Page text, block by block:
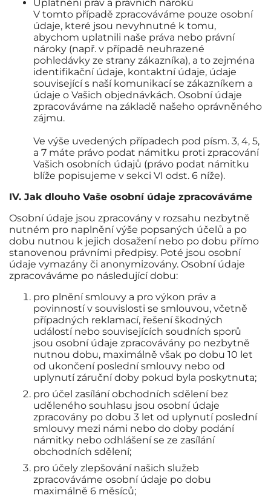
Uplatnění práv a právních nároků
V tomto případě zpracováváme pouze osobní
údaje, které jsou nevyhnutné k tomu,
abychom uplatnili naše práva nebo právní
nároky (např. v případě neuhrazené
pohledávky ze strany zákazníka), a to zejména
identifikační údaje, kontaktní údaje, údaje
související s naší komunikací se zákazníkem a
údaje o Vašich objednávkách. Osobní údaje
zpracováváme na základě našeho oprávněného
zájmu.
Ve výše uvedených případech pod písm. 3, 4, 5,
a 7 máte právo podat námitku proti zpracování
Vašich osobních údajů (právo podat námitku
blíže popisujeme v sekci VI odst. 6 níže).
IV. Jak dlouho Vaše osobní údaje zpracováváme
Osobní údaje jsou zpracovány v rozsahu nezbytně
nutném pro naplnění výše popsaných účelů a po
dobu nutnou k jejich dosažení nebo po dobu přímo
stanovenou právními předpisy. Poté jsou osobní
údaje vymazány či anonymizovány. Osobní údaje
zpracováváme po následující dobu:
pro plnění smlouvy a pro výkon práv a
povinností v souvislosti se smlouvou, včetně
případných reklamací, řešení škodných
událostí nebo souvisejících soudních sporů
jsou osobní údaje zpracovávány po nezbytně
nutnou dobu, maximálně však po dobu 10 let
od ukončení poslední smlouvy nebo od
uplynutí záruční doby pokud byla poskytnuta;
pro účel zasílání obchodních sdělení bez
uděleného souhlasu jsou osobní údaje
zpracovány po dobu 3 let od uplynutí poslední
smlouvy mezi námi nebo do doby podání
námitky nebo odhlášení se ze zasílání
obchodních sdělení;
pro účely zlepšování našich služeb
zpracováváme osobní údaje po dobu
maximálně 6 měsíců;